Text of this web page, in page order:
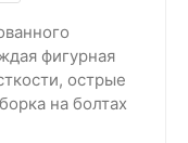
фигурная
острые
на болтах